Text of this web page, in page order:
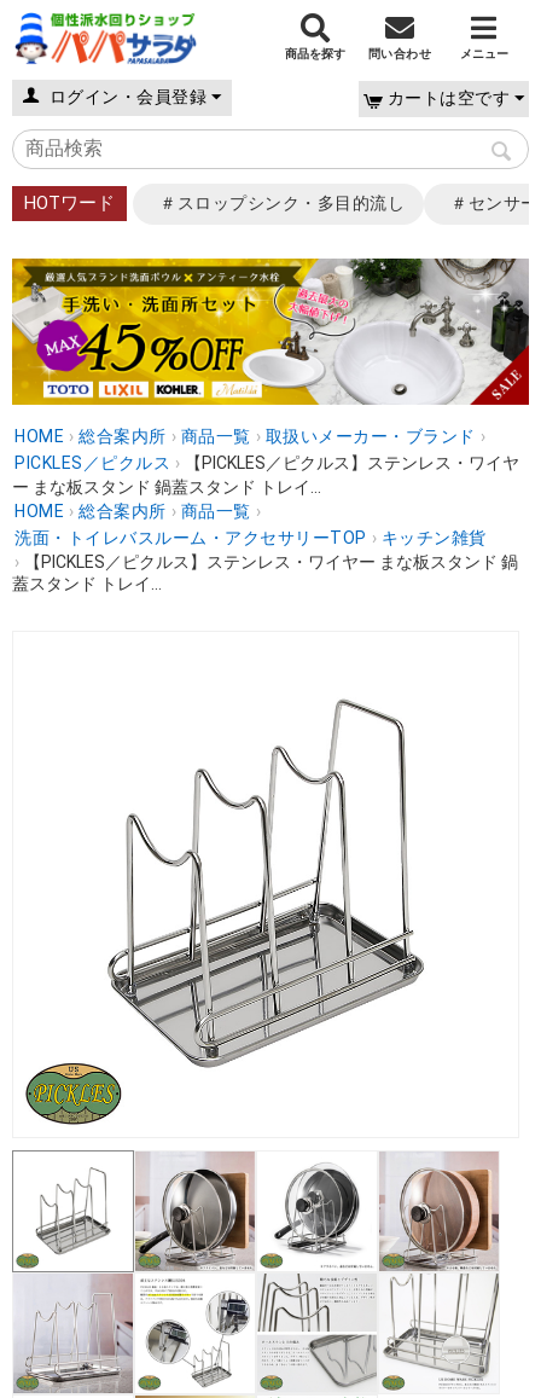
商品を探す 問い合わせ メニュー
ログイン・会員登録 カートは空です
HOTワード ＃スロップシンク・多目的流し ＃センサ
HOME › 総合案内所 › 商品一覧 › 取扱いメーカー・ブランド ›
PICKLES／ピクルス ›
【PICKLES／ピクルス】ステンレス・ワイヤ
ー まな板スタンド 鍋蓋スタンド トレイ...
HOME › 総合案内所 › 商品一覧 ›
洗面・トイレバスルーム・アクセサリーTOP › キッチン雑貨
›
【PICKLES／ピクルス】ステンレス・ワイヤー まな板スタンド 鍋
蓋スタンド トレイ...